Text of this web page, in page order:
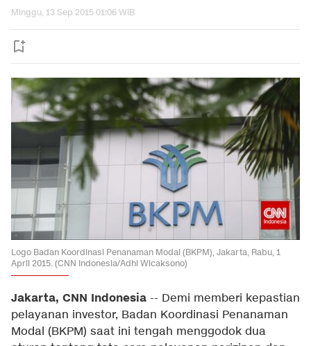
Minggu, 13 Sep 2015 01:06 WIB
Logo Badan Koordinasi Penanaman Modal (BKPM), Jakarta, Rabu, 1
April 2015. (CNN Indonesia/Adhi Wicaksono)
Jakarta, CNN Indonesia -- Demi memberi kepastian
pelayanan investor, Badan Koordinasi Penanaman
Modal (BKPM) saat ini tengah menggodok dua